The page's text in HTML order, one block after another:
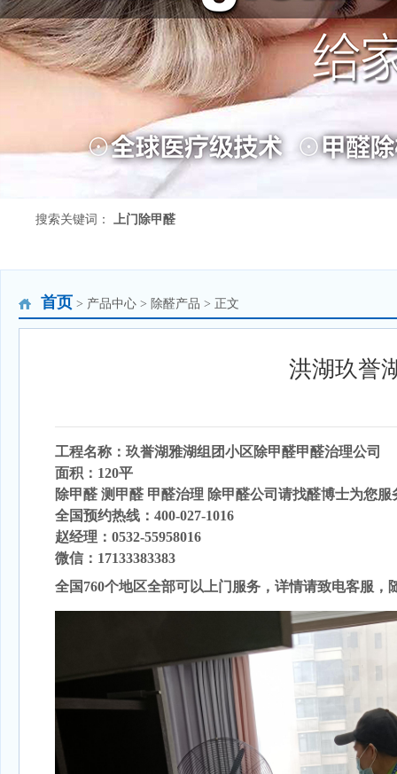
搜索关键词： 上门除甲醛
首页 > 产品中心 > 除醛产品 > 正文
洪湖玖誉
工程名称：玖誉湖雅湖组团小区除甲醛甲醛治理公司
面积：120平
除甲醛 测甲醛 甲醛治理 除甲醛公司请找醛博士为您服
全国预约热线：400-027-1016
赵经理：0532-55958016
微信：17133383383
全国760个地区全部可以上门服务，详情请致电客服，